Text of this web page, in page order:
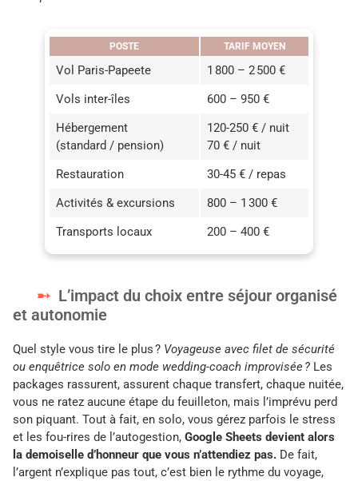
POSTE TARIF MOYEN
Vol Paris-Papeete
1 800 – 2 500 €
Vols inter-îles
600 – 950 €
Hébergement
(standard / pension)
120-250 € / nuit
70 € / nuit
Restauration
30-45 € / repas
Activités & excursions
800 – 1 300 €
Transports locaux
200 – 400 €
L’impact du choix entre séjour organisé
et autonomie
Quel style vous tire le plus ? Voyageuse avec filet de sécurité
ou enquêtrice solo en mode wedding-coach improvisée ? Les
packages rassurent, assurent chaque transfert, chaque nuitée,
vous ne ratez aucune étape du feuilleton, mais l’imprévu perd
son piquant. Tout à fait, en solo, vous gérez parfois le stress
et les fou-rires de l’autogestion, Google Sheets devient alors
la demoiselle d’honneur que vous n’attendiez pas. De fait,
l’argent n’explique pas tout, c’est bien le rythme du voyage,